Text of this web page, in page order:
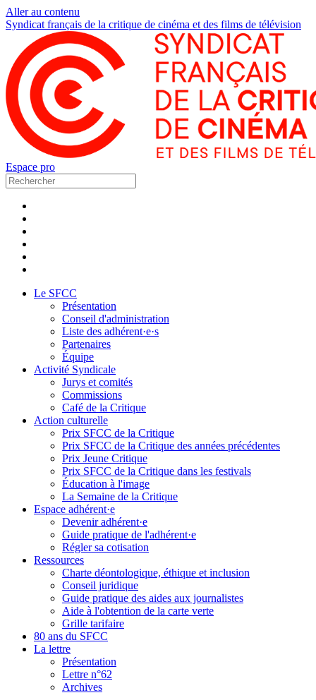
Aller au contenu
Syndicat français de la critique de cinéma et des films de télévision
Espace pro
Le SFCC
Présentation
Conseil d'administration
Liste des adhérent·e·s
Partenaires
Équipe
Activité Syndicale
Jurys et comités
Commissions
Café de la Critique
Action culturelle
Prix SFCC de la Critique
Prix SFCC de la Critique des années précédentes
Prix Jeune Critique
Prix SFCC de la Critique dans les festivals
Éducation à l'image
La Semaine de la Critique
Espace adhérent·e
Devenir adhérent·e
Guide pratique de l'adhérent·e
Régler sa cotisation
Ressources
Charte déontologique, éthique et inclusion
Conseil juridique
Guide pratique des aides aux journalistes
Aide à l'obtention de la carte verte
Grille tarifaire
80 ans du SFCC
La lettre
Présentation
Lettre n°62
Archives